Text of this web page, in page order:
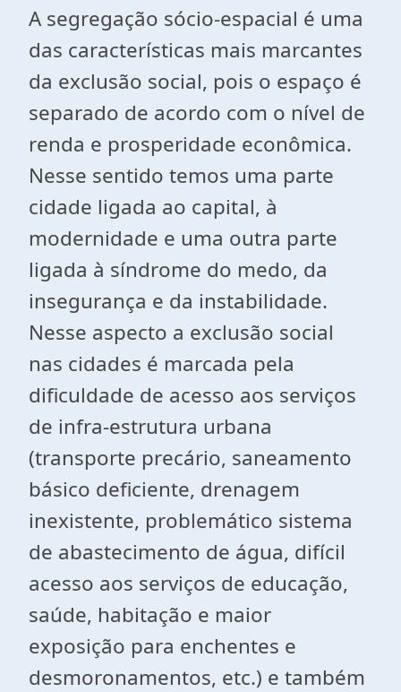
A segregação sócio-espacial é uma
das características mais marcantes
da exclusão social, pois o espaço é
separado de acordo com o nível de
renda e prosperidade econômica.
Nesse sentido temos uma parte
cidade ligada ao capital, à
modernidade e uma outra parte
ligada à síndrome do medo, da
insegurança e da instabilidade.
Nesse aspecto a exclusão social
nas cidades é marcada pela
dificuldade de acesso aos serviços
de infra-estrutura urbana
(transporte precário, saneamento
básico deficiente, drenagem
inexistente, problemático sistema
de abastecimento de água, difícil
acesso aos serviços de educação,
saúde, habitação e maior
exposição para enchentes e
desmoronamentos, etc.) e também